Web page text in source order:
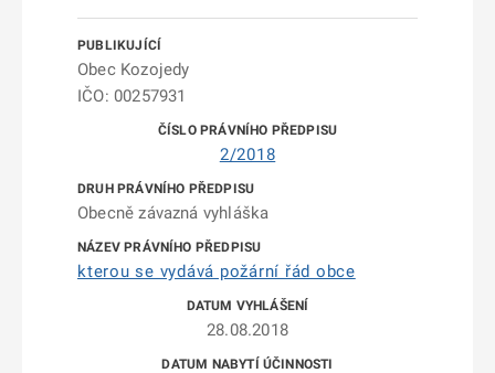
Obec Kozojedy
IČO: 00257931
2/2018
Obecně závazná vyhláška
kterou se vydává požární řád obce
28.08.2018